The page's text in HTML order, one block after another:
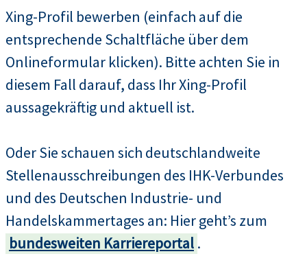
Xing-Profil bewerben (einfach auf die
entsprechende Schaltfläche über dem
Onlineformular klicken). Bitte achten Sie in
diesem Fall darauf, dass Ihr Xing-Profil
aussagekräftig und aktuell ist.
Oder Sie schauen sich deutschlandweite
Stellenausschreibungen des IHK-Verbundes
und des Deutschen Industrie- und
Handelskammertages an: Hier geht’s zum
bundesweiten Karriereportal .